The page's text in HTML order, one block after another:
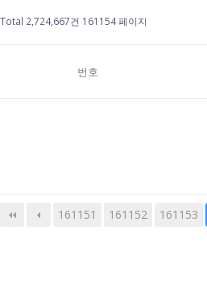
Total 2,724,667건 161154 페이지
번호
161151 161152 161153
다음 맨끝